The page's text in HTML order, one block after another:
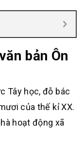
bản Ôn
Tây học, đỗ bác
của thế kỉ XX.
hoạt động xã